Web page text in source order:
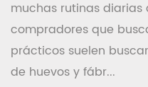
muchas rutinas diarias
compradores que
prácticos suelen
de huevos y fábr...